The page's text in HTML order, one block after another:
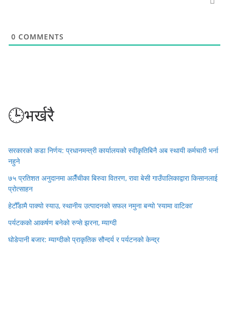
0 COMMENTS
🕒भर्खरै
सरकारको कडा निर्णय: प्रधानमन्त्री कार्यालयको स्वीकृतिबिनै अब स्थायी कर्मचारी भर्ना
नहुने
७५ प्रतिशत अनुदानमा अलैँचीका बिरुवा वितरण, रावा बेसी गाउँपालिकाद्वारा किसानलाई
प्रोत्साहन
हेटौँडामै पाक्यो स्याउ, स्थानीय उत्पादनको सफल नमुना बन्यो ‘स्यामा वाटिका’
पर्यटकको आकर्षण बनेको रुप्से झरना, म्याग्दी
घोडेपानी बजार: म्याग्दीको प्राकृतिक सौन्दर्य र पर्यटनको केन्द्र